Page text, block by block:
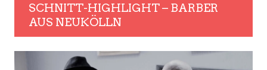
SCHNITT-HIGHLIGHT – BARBER
AUS NEUKÖLLN